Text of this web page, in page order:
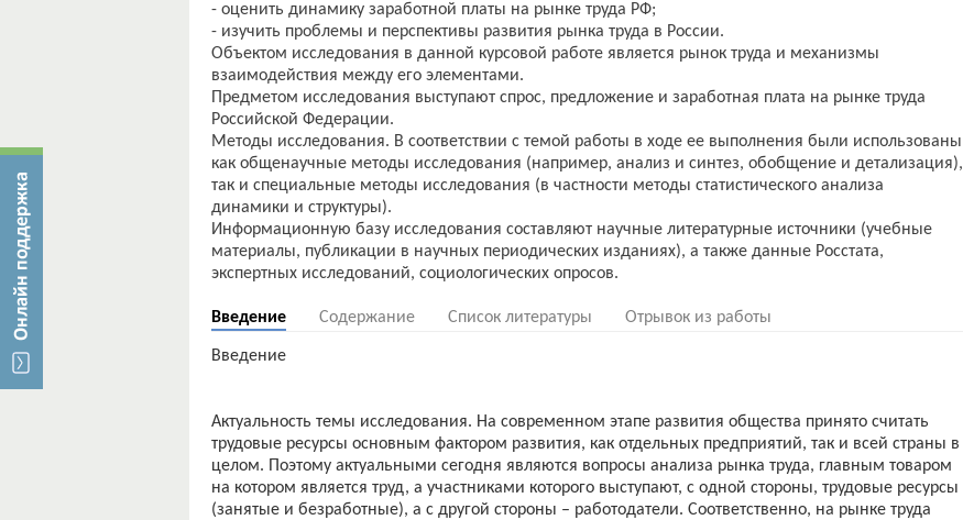
- оценить динамику заработной платы на рынке труда РФ;
- изучить проблемы и перспективы развития рынка труда в России.
Объектом исследования в данной курсовой работе является рынок труда и механизмы
взаимодействия между его элементами.
Предметом исследования выступают спрос, предложение и заработная плата на рынке труда
Российской Федерации.
Методы исследования. В соответствии с темой работы в ходе ее выполнения были использованы
как общенаучные методы исследования (например, анализ и синтез, обобщение и детализация),
так и специальные методы исследования (в частности методы статистического анализа
динамики и структуры).
Информационную базу исследования составляют научные литературные источники (учебные
материалы, публикации в научных периодических изданиях), а также данные Росстата,
Введение Содержание Список литературы Отрывок из работы
Введение
Актуальность темы исследования. На современном этапе развития общества принято считать
трудовые ресурсы основным фактором развития, как отдельных предприятий, так и всей страны в
целом. Поэтому актуальными сегодня являются вопросы анализа рынка труда, главным товаром
на котором является труд, а участниками которого выступают, с одной стороны, трудовые ресурсы
(занятые и безработные), а с другой стороны – работодатели. Соответственно, на рынке труда